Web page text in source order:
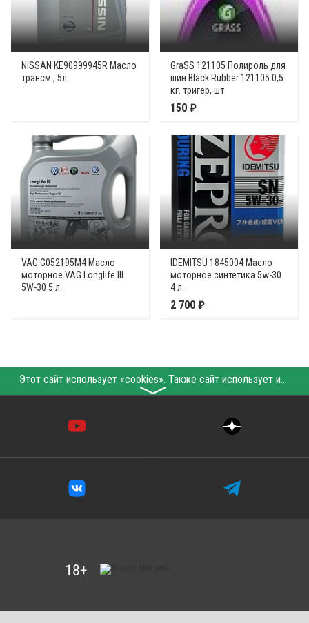
NISSAN KE90999945R Масло
трансм., 5л.
GraSS 121105 Полироль для
шин Black Rubber 121105 0,5
кг. тригер, шт
150 ₽
VAG G052195M4 Масло
моторное VAG Longlife III
5W-30 5 л.
IDEMITSU 1845004 Масло
моторное синтетика 5w-30
4 л.
2 700 ₽
Этот сайт использует «cookies». Также сайт использует интернет-сервис для сбора технических данных касательно посетителей с целью получения маркетинговой и статистической информации. Условия обработки данных посетителей сайта см.
〉